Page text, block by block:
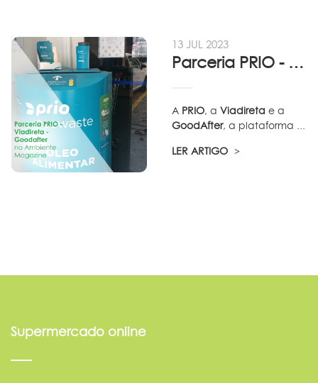
13 JUL 2023
Parceria PRIO - Viadireta - Goodafter...
A PRIO, aViadireta e a
GoodAfter, a plataforma ...
LER ARTIGO
Supermercado online